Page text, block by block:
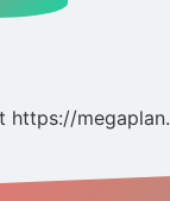
https://